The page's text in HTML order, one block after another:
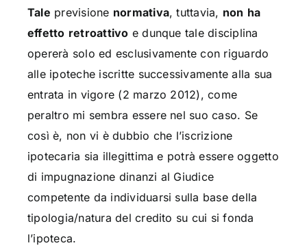
Tale previsione normativa, tuttavia, non ha
effetto retroattivo e dunque tale disciplina
opererà solo ed esclusivamente con riguardo
alle ipoteche iscritte successivamente alla sua
entrata in vigore (2 marzo 2012), come
peraltro mi sembra essere nel suo caso. Se
così è, non vi è dubbio che l’iscrizione
ipotecaria sia illegittima e potrà essere oggetto
di impugnazione dinanzi al Giudice
competente da individuarsi sulla base della
tipologia/natura del credito su cui si fonda
l’ipoteca.